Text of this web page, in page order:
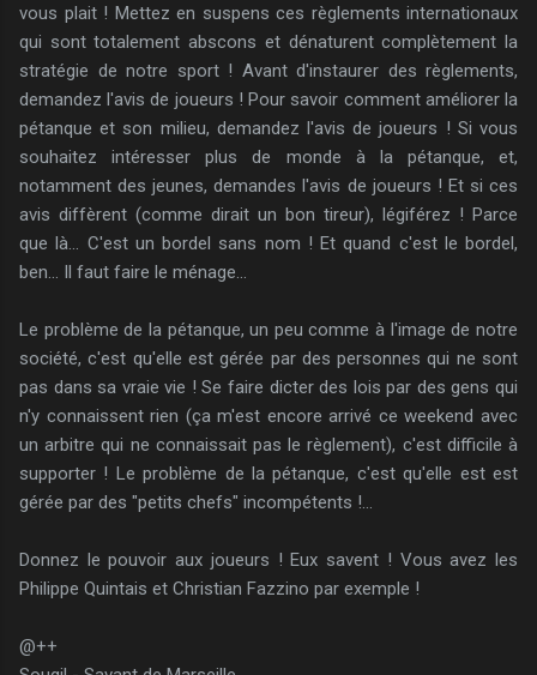
vous plait ! Mettez en suspens ces règlements internationaux
qui sont totalement abscons et dénaturent complètement la
stratégie de notre sport ! Avant d'instaurer des règlements,
demandez l'avis de joueurs ! Pour savoir comment améliorer la
pétanque et son milieu, demandez l'avis de joueurs ! Si vous
souhaitez intéresser plus de monde à la pétanque, et,
notamment des jeunes, demandes l'avis de joueurs ! Et si ces
avis diffèrent (comme dirait un bon tireur), légiférez ! Parce
que là... C'est un bordel sans nom ! Et quand c'est le bordel,
ben... Il faut faire le ménage...
Le problème de la pétanque, un peu comme à l'image de notre
société, c'est qu'elle est gérée par des personnes qui ne sont
pas dans sa vraie vie ! Se faire dicter des lois par des gens qui
n'y connaissent rien (ça m'est encore arrivé ce weekend avec
un arbitre qui ne connaissait pas le règlement), c'est difficile à
supporter ! Le problème de la pétanque, c'est qu'elle est est
gérée par des "petits chefs" incompétents !...
Donnez le pouvoir aux joueurs ! Eux savent ! Vous avez les
Philippe Quintais et Christian Fazzino par exemple !
@++